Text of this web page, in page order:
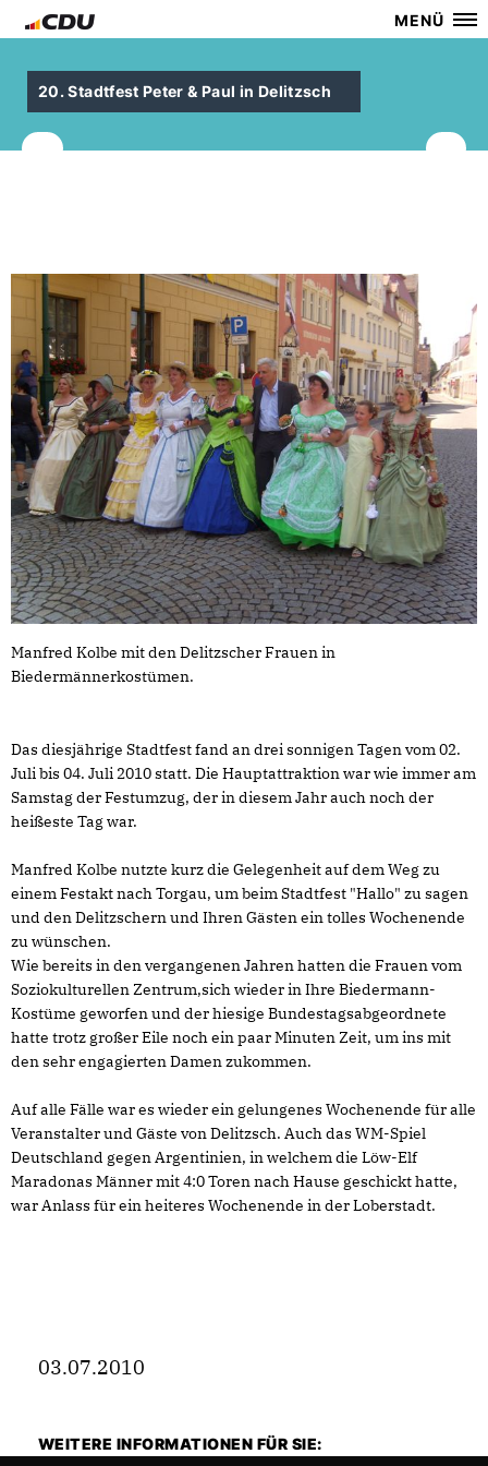
MENÜ
20. Stadtfest Peter & Paul in Delitzsch
Manfred Kolbe mit den Delitzscher Frauen in
Biedermännerkostümen.
Das diesjährige Stadtfest fand an drei sonnigen Tagen vom 02.
Juli bis 04. Juli 2010 statt. Die Hauptattraktion war wie immer am
Samstag der Festumzug, der in diesem Jahr auch noch der
heißeste Tag war.
Manfred Kolbe nutzte kurz die Gelegenheit auf dem Weg zu
einem Festakt nach Torgau, um beim Stadtfest "Hallo" zu sagen
und den Delitzschern und Ihren Gästen ein tolles Wochenende
zu wünschen.
Wie bereits in den vergangenen Jahren hatten die Frauen vom
Soziokulturellen Zentrum,sich wieder in Ihre Biedermann-
Kostüme geworfen und der hiesige Bundestagsabgeordnete
hatte trotz großer Eile noch ein paar Minuten Zeit, um ins mit
den sehr engagierten Damen zukommen.
Auf alle Fälle war es wieder ein gelungenes Wochenende für alle
Veranstalter und Gäste von Delitzsch. Auch das WM-Spiel
Deutschland gegen Argentinien, in welchem die Löw-Elf
Maradonas Männer mit 4:0 Toren nach Hause geschickt hatte,
war Anlass für ein heiteres Wochenende in der Loberstadt.
03.07.2010
WEITERE INFORMATIONEN FÜR SIE: